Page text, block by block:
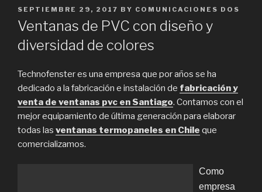
POSTED
ON
SEPTIEMBRE 29, 2017 BY COMUNICACIONES DOS
Ventanas de PVC con diseño y
diversidad de colores
Technofenster es una empresa que por años se ha
dedicado a la fabricación e instalación de fabricación y
venta de ventanas pvc en Santiago. Contamos con el
mejor equipamiento de última generación para elaborar
todas las ventanas termopaneles en Chile que
comercializamos.
Como
empresa